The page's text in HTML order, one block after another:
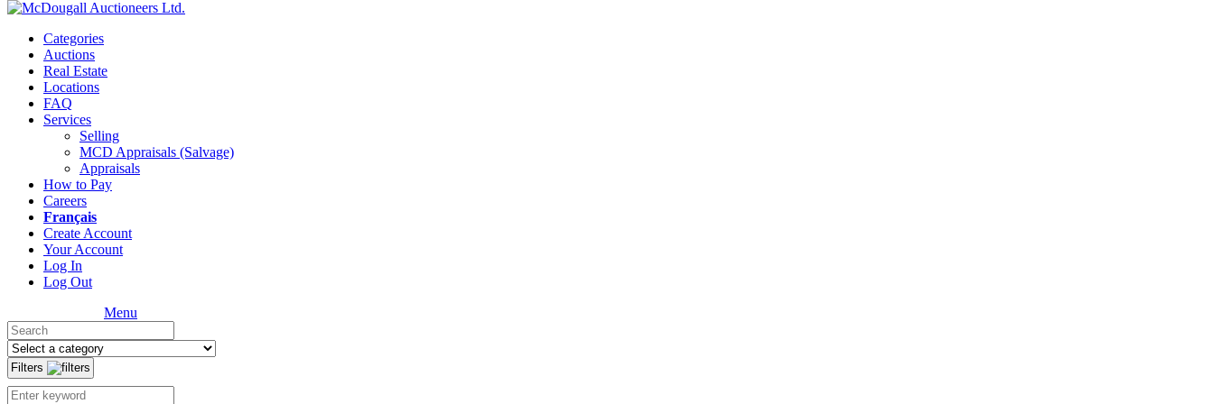
Categories
Auctions
Real Estate
Locations
FAQ
Services
Selling
MCD Appraisals (Salvage)
Appraisals
How to Pay
Careers
Français
Create Account
Your Account
Log In
Log Out
Menu
Filters